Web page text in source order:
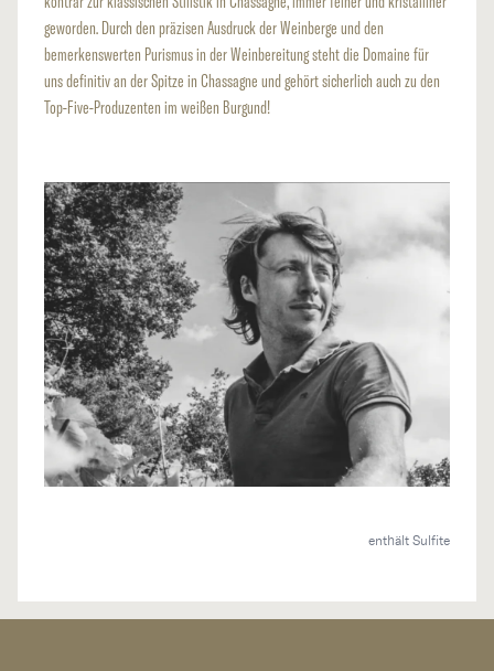
geworden. Durch den präzisen Ausdruck der Weinberge und den
bemerkenswerten Purismus in der Weinbereitung steht die Domaine für
uns definitiv an der Spitze in Chassagne und gehört sicherlich auch zu den
Top-Five-Produzenten im weißen Burgund!
enthält Sulfite